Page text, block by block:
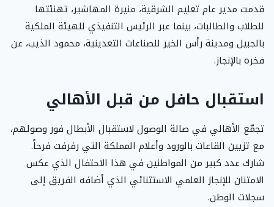
قدمت مدير عام تعليم الشرقية، منيرة المهاشير، تهنئتها
للطلاب والطالبات، بينما عبر الرئيس التنفيذي للهيئة الملكية
بالجبيل ومدينة رأس الخير للصناعات التعدينية، محمود الذيب، عن
فخره بالإنجاز.
استقبال حافل من قبل الأهالي
تجمّع الأهالي في صالة الوصول لاستقبال الأبطال فور وصولهم،
مع تزيين القاعات بالورود وأعلام المملكة التي رفرفت فرحاً.
شارك عدد كبير من المواطنين في هذا الاحتفال الذي عكس
الامتنان للإنجاز العلمي الاستثنائي الذي أضافه الفريق إلى
سجلات الوطن.